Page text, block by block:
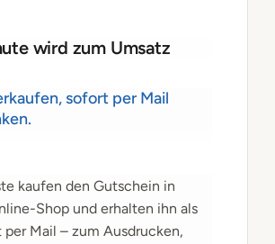
wird zum Umsatz
sofort per Mail
kaufen den Gutschein in
Shop und erhalten ihn als
per Mail – zum Ausdrucken,